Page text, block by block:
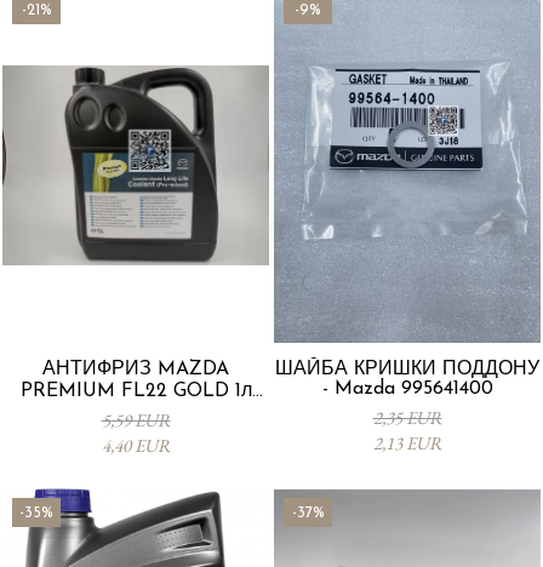
-21%
АНТИФРИЗ MAZDA
PREMIUM FL22 GOLD 1л
L247CL005 4X
5,59 EUR
4,40 EUR
-9%
ШАЙБА КРИШКИ ПОДДОНУ
- Mazda 995641400
2,35 EUR
2,13 EUR
-35% -37%